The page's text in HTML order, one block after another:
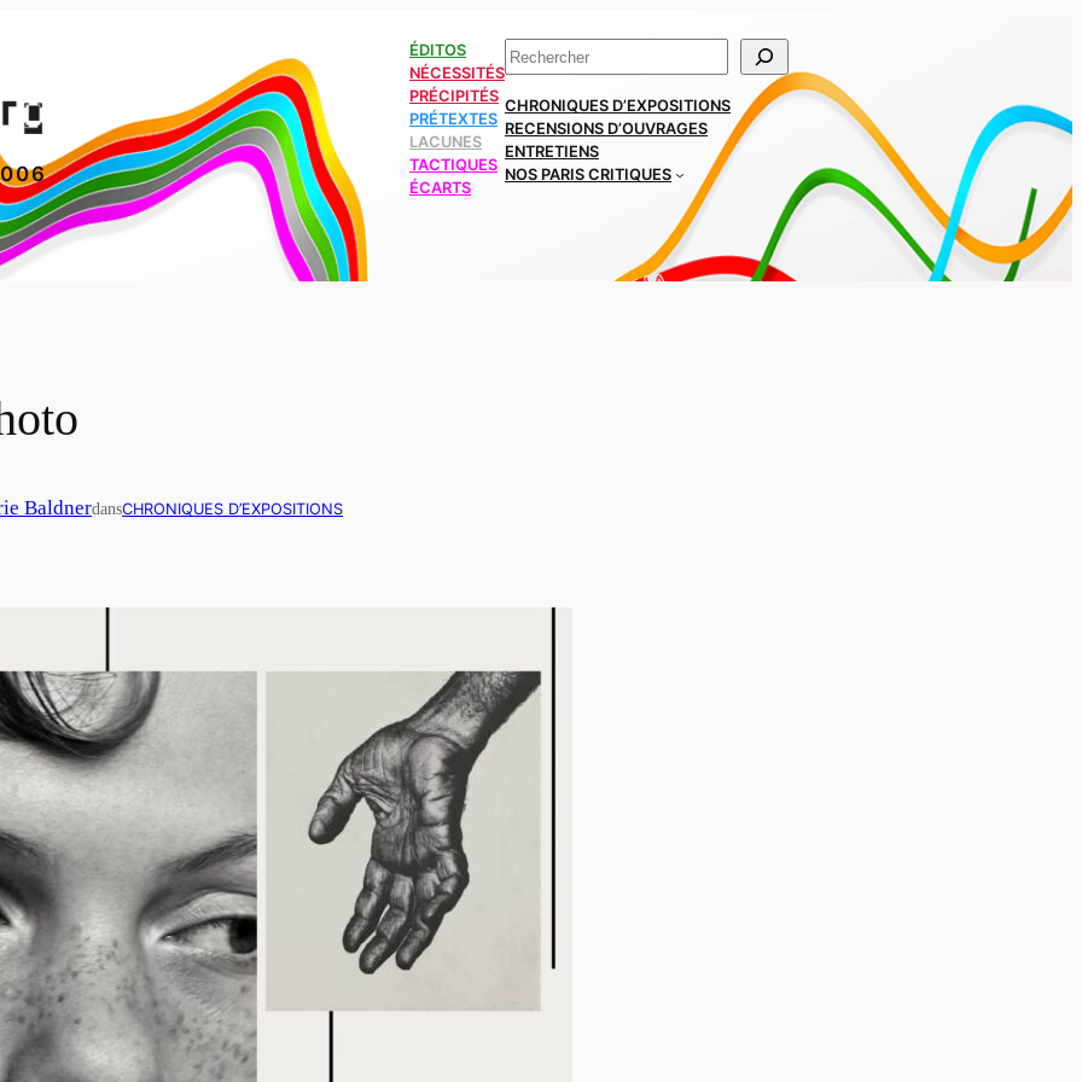
ÉDITOS
NÉCESSITÉS
PRÉCIPITÉS
PRÉTEXTES
LACUNES
TACTIQUES
ÉCARTS
Rechercher
CHRONIQUES D’EXPOSITIONS
RECENSIONS D’OUVRAGES
ENTRETIENS
NOS PARIS CRITIQUES
BaldnerdansCHRONIQUES D’EXPOSITIONS